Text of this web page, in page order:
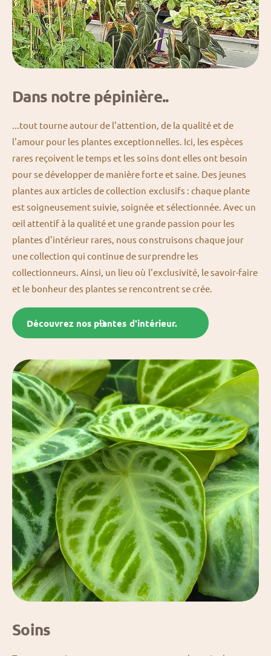
Dans notre pépinière..
...tout tourne autour de l'attention, de la qualité et de
l'amour pour les plantes exceptionnelles. Ici, les espèces
rares reçoivent le temps et les soins dont elles ont besoin
pour se développer de manière forte et saine. Des jeunes
plantes aux articles de collection exclusifs : chaque plante
est soigneusement suivie, soignée et sélectionnée. Avec un
œil attentif à la qualité et une grande passion pour les
plantes d'intérieur rares, nous construisons chaque jour
une collection qui continue de surprendre les
collectionneurs. Ainsi, un lieu où l'exclusivité, le savoir-faire
et le bonheur des plantes se rencontrent se crée.
Découvrez nos plantes d'intérieur.
Soins